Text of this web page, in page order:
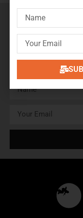
Suscríbete a
¡Regístrate para
primicia detalles de
exclusivo, eventos y